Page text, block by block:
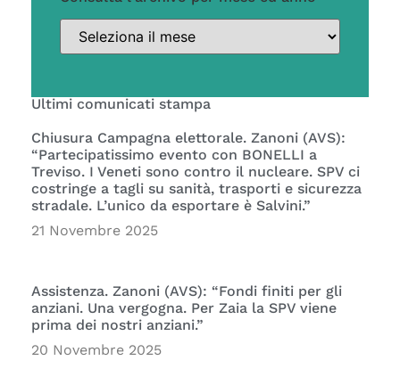
Ultimi comunicati stampa
Chiusura Campagna elettorale. Zanoni (AVS):
“Partecipatissimo evento con BONELLI a
Treviso. I Veneti sono contro il nucleare. SPV ci
costringe a tagli su sanità, trasporti e sicurezza
stradale. L’unico da esportare è Salvini.”
21 Novembre 2025
Assistenza. Zanoni (AVS): “Fondi finiti per gli
anziani. Una vergogna. Per Zaia la SPV viene
prima dei nostri anziani.”
20 Novembre 2025